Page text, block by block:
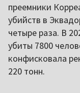
преемники
убийств в
четыре раза. В
убиты 7800
конфисковала
220 тонн.